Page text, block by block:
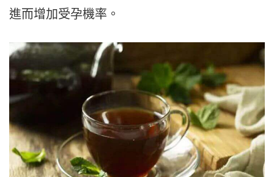
進而增加受孕機率。